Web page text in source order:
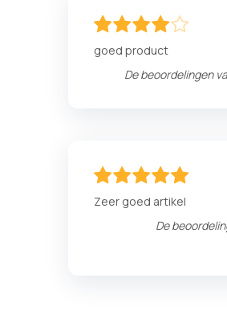
goed product
De beoordelingen
Zeer goed artikel
De